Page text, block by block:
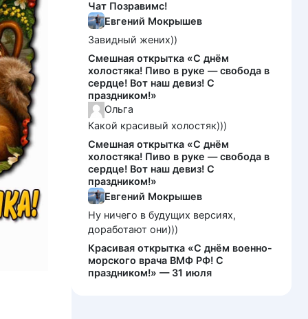
Чат Позравимс!
Евгений Мокрышев
Завидный жених))
Смешная открытка «С днём
холостяка! Пиво в руке — свобода в
сердце! Вот наш девиз! С
праздником!»
Ольга
Какой красивый холостяк)))
Смешная открытка «С днём
холостяка! Пиво в руке — свобода в
сердце! Вот наш девиз! С
праздником!»
Евгений Мокрышев
Ну ничего в будущих версиях,
доработают они)))
Красивая открытка «С днём военно-
морского врача ВМФ РФ! С
праздником!» — 31 июля